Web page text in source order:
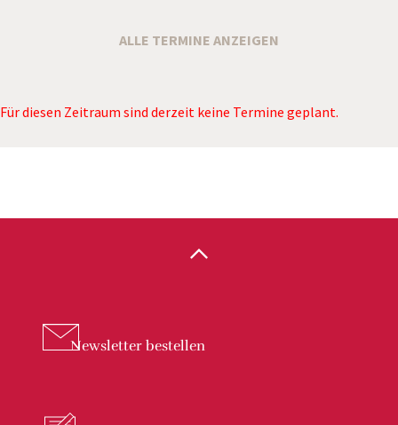
ALLE TERMINE ANZEIGEN
Für diesen Zeitraum sind derzeit keine Termine geplant.
Newsletter bestellen